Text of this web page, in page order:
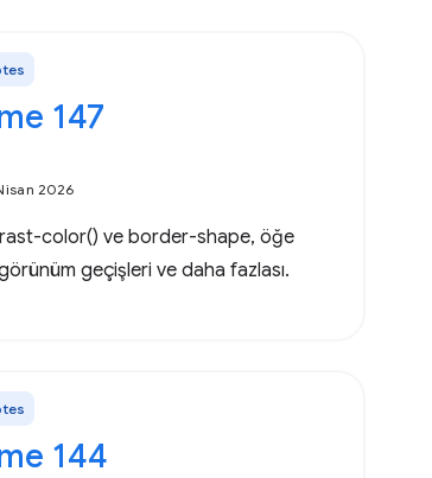
147
2026
color() ve border-shape, öğe
geçişleri ve daha fazlası.
144